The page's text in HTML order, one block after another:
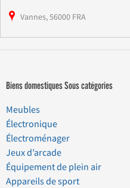
Vannes, 56000 FRA
Biens domestiques Sous catégories
Meubles
Électronique
Électroménager
Jeux d’arcade
Équipement de plein air
Appareils de sport